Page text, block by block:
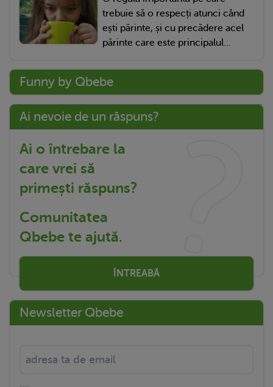
trebuie să o respecți atunci când
ești părinte, și cu precădere acel
părinte care este principalul...
Funny by Qbebe
Ai nevoie de un răspuns?
Ai o întrebare la
care vrei să
primești răspuns?
Comunitatea
Qbebe te ajută.
ÎNTREABĂ
Newsletter Qbebe